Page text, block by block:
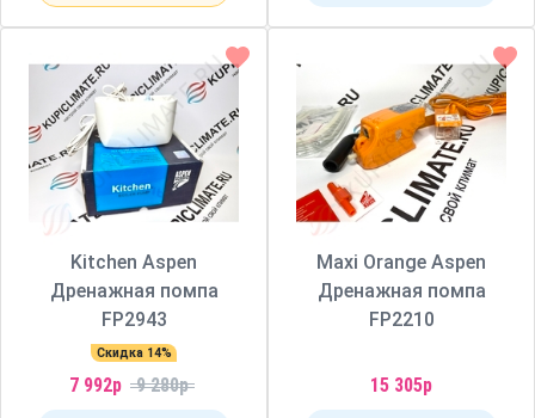
Kitchen Aspen
Дренажная помпа
FP2943
Скидка 14%
7 992р 9 280р
Maxi Orange Aspen
Дренажная помпа
FP2210
15 305р